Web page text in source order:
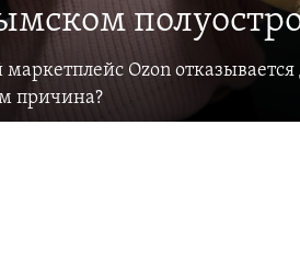
Ozon отказывается
причина?